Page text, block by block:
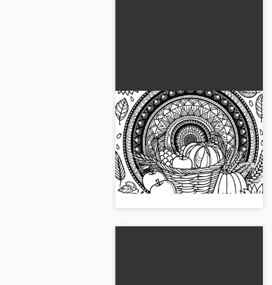
Mandala autunnale da
colorare per il raccolto da
scaricare gratuitamente
Vivi ore creative con il nostro
mandala autunnale gratuito.
Scarica subito il disegno da
colorare!...